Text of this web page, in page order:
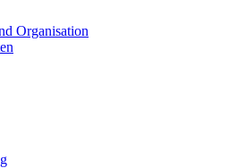
Organisation